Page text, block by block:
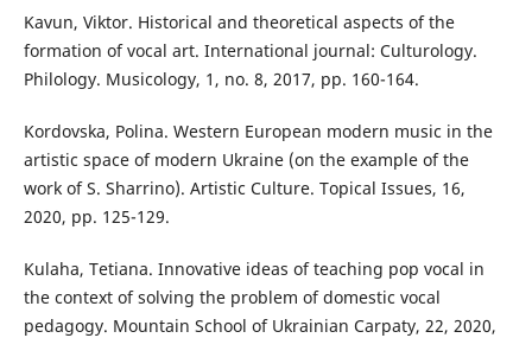
Kavun, Viktor. Historical and theoretical aspects of the
formation of vocal art. International journal: Culturology.
Philology. Musicology, 1, no. 8, 2017, pp. 160-164.
Kordovska, Polina. Western European modern music in the
artistic space of modern Ukraine (on the example of the
work of S. Sharrino). Artistic Culture. Topical Issues, 16,
2020, pp. 125-129.
Kulaha, Tetiana. Innovative ideas of teaching pop vocal in
the context of solving the problem of domestic vocal
pedagogy. Mountain School of Ukrainian Carpaty, 22, 2020,